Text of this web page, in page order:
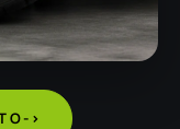
->